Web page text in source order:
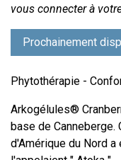
vous connecter à
Prochainement
Phytothérapie -
Arkogélules®
base de
d'Amérique du Nord